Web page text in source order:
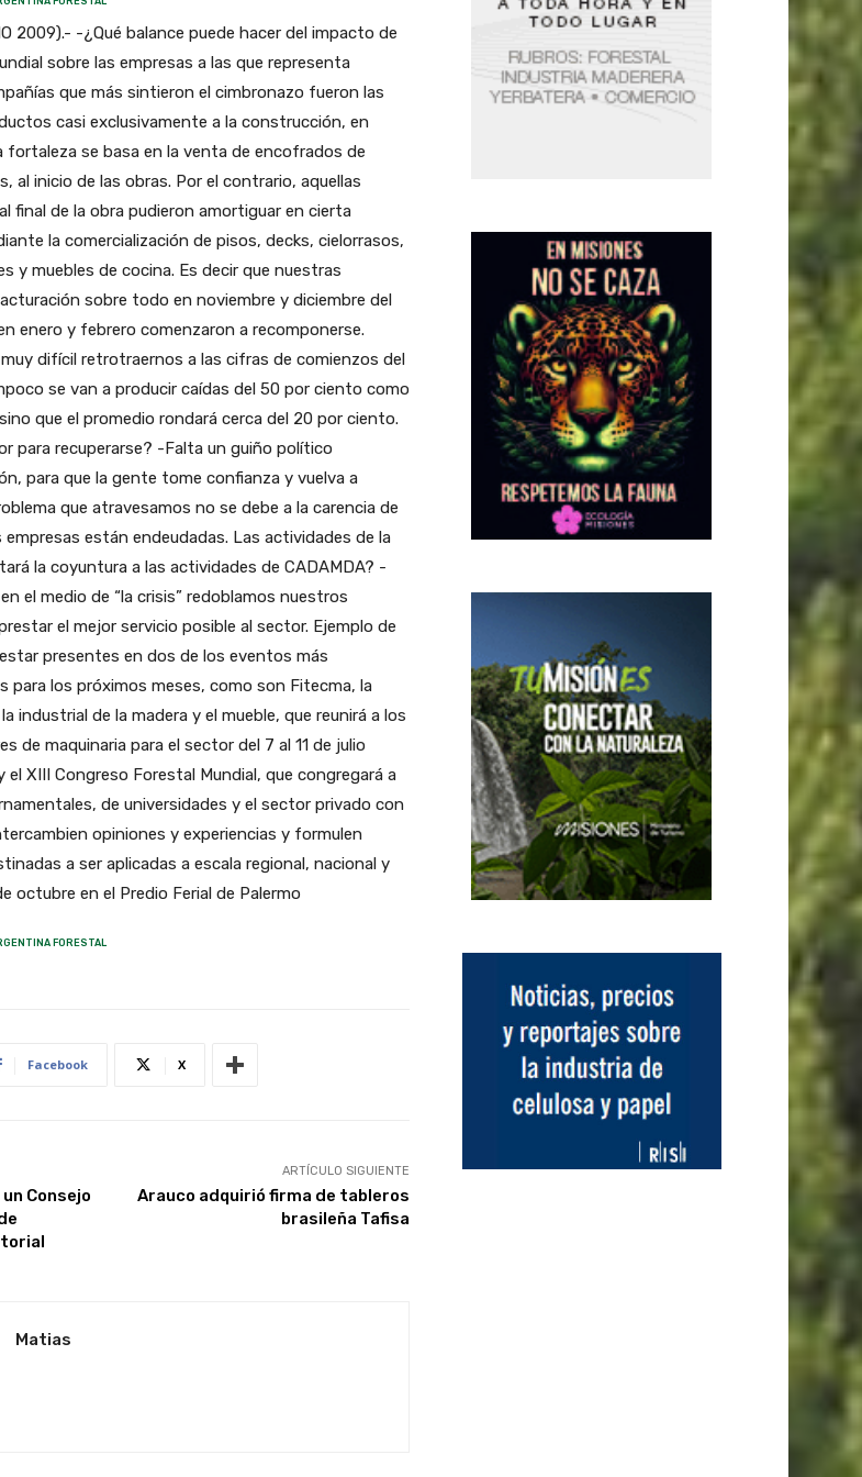
2009).- -¿Qué balance puede hacer del impacto de
sobre las empresas a las que representa
que más sintieron el cimbronazo fueron las
casi exclusivamente a la construcción, en
fortaleza se basa en la venta de encofrados de
al inicio de las obras. Por el contrario, aquellas
final de la obra pudieron amortiguar en cierta
la comercialización de pisos, decks, cielorrasos,
y muebles de cocina. Es decir que nuestras
sobre todo en noviembre y diciembre del
enero y febrero comenzaron a recomponerse.
difícil retrotraernos a las cifras de comienzos del
se van a producir caídas del 50 por ciento como
que el promedio rondará cerca del 20 por ciento.
para recuperarse? -Falta un guiño político
para que la gente tome confianza y vuelva a
que atravesamos no se debe a la carencia de
están endeudadas. Las actividades de la
la coyuntura a las actividades de CADAMDA? -
el medio de “la crisis” redoblamos nuestros
el mejor servicio posible al sector. Ejemplo de
presentes en dos de los eventos más
para los próximos meses, como son Fitecma, la
industrial de la madera y el mueble, que reunirá a los
de maquinaria para el sector del 7 al 11 de julio
el XIII Congreso Forestal Mundial, que congregará a
de universidades y el sector privado con
opiniones y experiencias y formulen
a ser aplicadas a escala regional, nacional y
octubre en el Predio Ferial de Palermo
FORESTAL
Facebook X
Consejo
ARTÍCULO SIGUIENTE
Arauco adquirió firma de tableros
brasileña Tafisa
Matias